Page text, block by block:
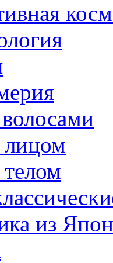
лицом
из